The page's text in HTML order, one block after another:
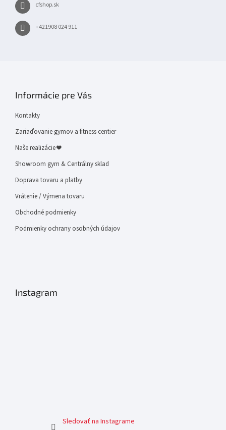
cfshop.sk
+421908 024 911
Informácie pre Vás
Kontakty
Zariaďovanie gymov a fitness centier
Naše realizácie ❤
Showroom gym & Centrálny sklad
Doprava tovaru a platby
Vrátenie / Výmena tovaru
Obchodné podmienky
Podmienky ochrany osobných údajov
Instagram
Sledovať na Instagrame